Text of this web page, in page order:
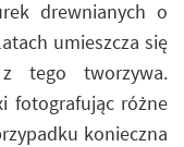
drewnianych o
umieszcza się
tego tworzywa.
fotografując różne
konieczna